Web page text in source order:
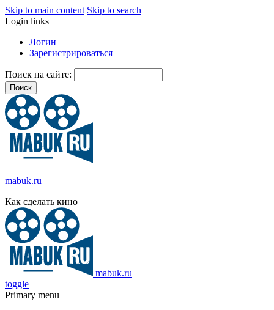
Skip to main content Skip to search
Login links
Логин
Зарегистрироваться
Поиск на сайте:
mabuk.ru
Как сделать кино
mabuk.ru
toggle
Primary menu